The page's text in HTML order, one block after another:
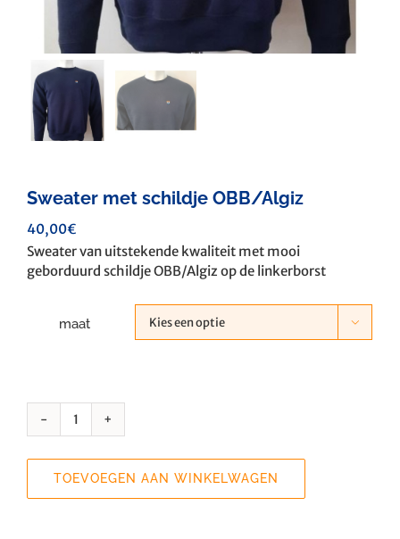
Sweater met schildje OBB/Algiz
40,00€
Sweater van uitstekende kwaliteit met mooi
geborduurd schildje OBB/Algiz op de linkerborst
maat 
Sweater
OBB/Algiz
TOEVOEGEN AAN WINKELWAGEN